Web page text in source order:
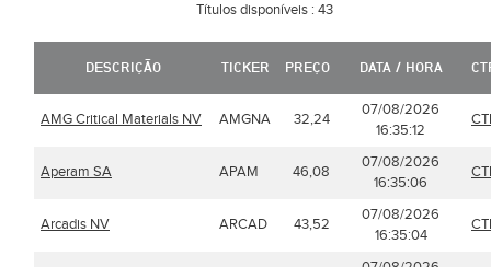
Títulos disponíveis :43
DESCRIÇÃO TICKER PREÇO DATA / HORA
AMG Critical Materials NV AMGNA 32,24
07/08/2026
16:35:12
Aperam SA APAM 46,08
07/08/2026
16:35:06
Arcadis NV ARCAD 43,52
07/08/2026
16:35:04